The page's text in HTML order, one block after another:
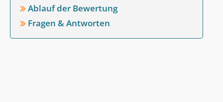
Ablauf der Bewertung
Fragen & Antworten